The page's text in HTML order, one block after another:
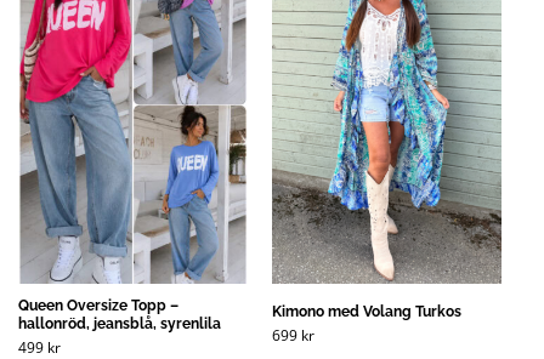
Queen Oversize Topp –
hallonröd, jeansblå, syrenlila
499 kr
Kimono med Volang Turkos
699 kr